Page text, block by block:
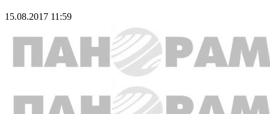
15.08.2017 11:59